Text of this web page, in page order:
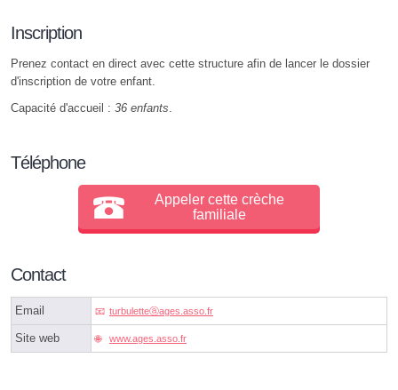
Inscription
Prenez contact en direct avec cette structure afin de lancer le dossier
d'inscription de votre enfant.
Capacité d'accueil : 36 enfants
Téléphone
Appeler cette crèche
familiale
Contact
Email turbuletteⓐages.asso.fr
Site web www.ages.asso.fr